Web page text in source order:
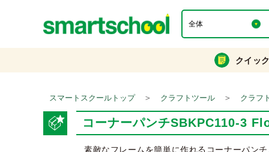
クイッ
スマートスクールトップ ＞ クラフトツール ＞ クラフ
コーナーパンチSBKPC110-3
素敵なフレームを簡単に作れるコーナーパン